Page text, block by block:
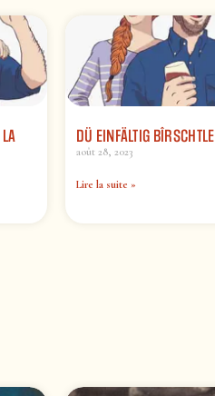
DÜ EINFÄLTIG BÎRSCHTLE
août 28, 2023
Lire la suite »